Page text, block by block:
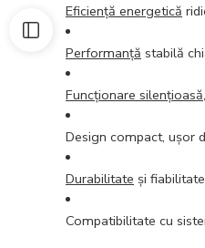
Eficiență energetică
Performanță stabilă
Funcționare silențioasă
Design compact, ușor
Durabilitate și
Compatibilitate cu